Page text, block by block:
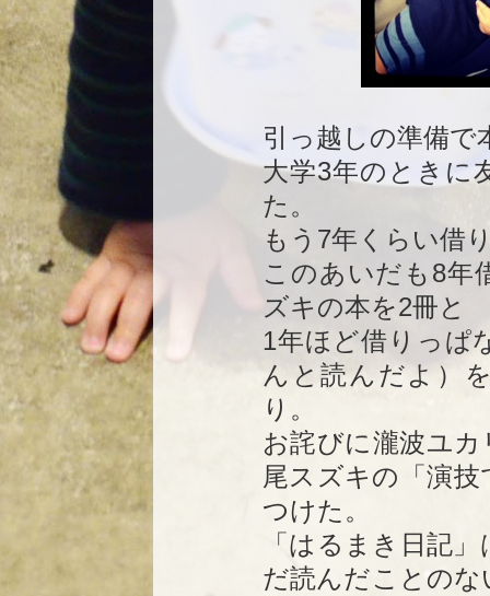
引っ越しの準備で
大学3年のときに
た。
もう7年くらい借
このあいだも8年
ズキの本を2冊と
1年ほど借りっぱ
んと読んだよ）
り。
お詫びに瀧波ユ
尾スズキの「演
つけた。
「はるまき日記
だ読んだことの